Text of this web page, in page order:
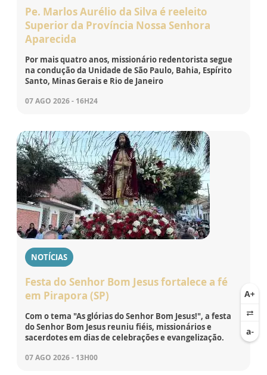
Pe. Marlos Aurélio da Silva é reeleito
Superior da Província Nossa Senhora
Aparecida
Por mais quatro anos, missionário redentorista segue
na condução da Unidade de São Paulo, Bahia, Espírito
Santo, Minas Gerais e Rio de Janeiro
07 AGO 2026 - 16H24
NOTÍCIAS
Festa do Senhor Bom Jesus fortalece a fé
em Pirapora (SP)
Com o tema "As glórias do Senhor Bom Jesus!", a festa
do Senhor Bom Jesus reuniu fiéis, missionários e
sacerdotes em dias de celebrações e evangelização.
07 AGO 2026 - 13H00